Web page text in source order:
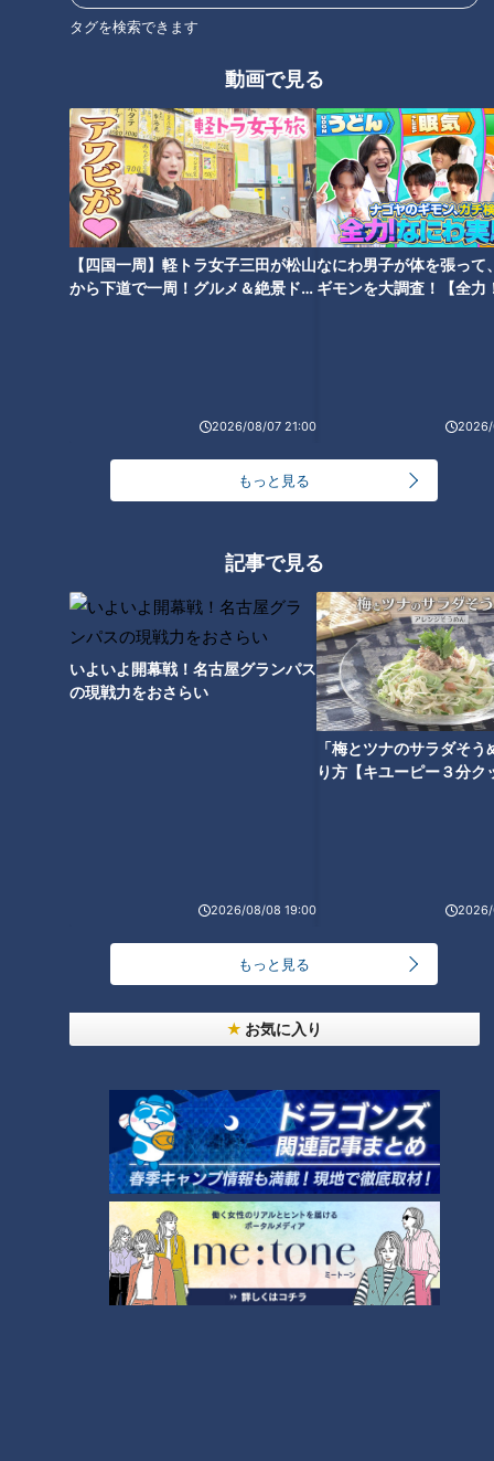
タグを検索できます
動画で見る
【四国一周】軽トラ女子三田が松山
から下道で一周！グルメ＆絶景ドラ
2026/08/07 21:00
なにわ男子が体を張って
ギモンを大調査！【全力
2026/
もっと見る
記事で見る
いよいよ開幕戦！名古屋グランパス
の現戦力をおさらい
2026/08/08 19:00
「梅とツナのサラダそう
り方【キユーピー３分ク
2026/
もっと見る
お気に入り
全国3000軒以上のパン屋さ
んを食べ歩き！パンマスタ
ーに教わる！この冬おすす
めの『進化系あったかパ
チャント！
教えマスター
2021/01/26 07:00
おでかけ
「コレ、可愛いでしょ
う？」中国で大流行中の
『踊り子人形』に「幻のき
のこ」“天使の鍋”！女子ウ
ケ抜群『ヘルシー新感覚
鍋』
チャント！
教えマスター
2021/01/05 19:00
グルメ おでかけ
「東山動植物園」年間パス
ポート20年間更新の“動物園
の「動物園の楽しみ方」
大学生にして超人気料理研
究家「だれウマ」さんに教
わる！食べ残しゼロの無
限“ずぼら飯”レシピ
チャント！
「でかいお揚げ！麺が見え
ない」年間400食以上のう
グルメ
名古屋店限定！世界的パテ
ィシエ監修の超人気店「期
間限定栗グルメ」
チャント！
教えマスター
2020/11/03 07:00
おでかけ
“半日旅マスター”に教わ
る！近場で休日の半分の時
間を使って楽しめる「名古
屋発・半日旅」
チャント！
教えマスター
2020/10/27 07:00
グルメ